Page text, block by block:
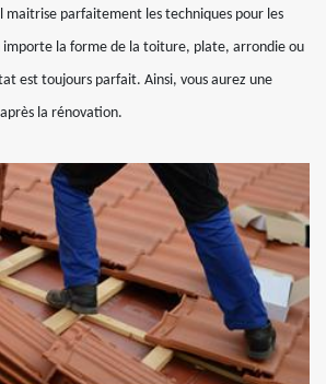
maitrise parfaitement les techniques pour les
importe la forme de la toiture, plate, arrondie ou
est toujours parfait. Ainsi, vous aurez une
la rénovation.